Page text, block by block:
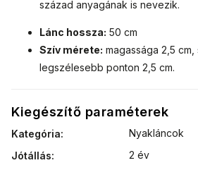
század anyagának is nevezik.
Lánc hossza: 50 cm
Szív mérete: magassága 2,5
legszélesebb ponton 2,5 cm.
Kiegészítő paraméterek
Kategória:
Nyakláncok
Jótállás:
2 év